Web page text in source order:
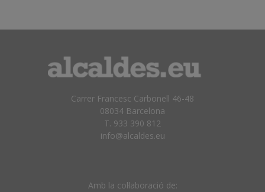
Carrer Francesc Carbonell 46-48
08034 Barcelona
T. 933 390 812
info@alcaldes.eu
Amb la col·laboració de: